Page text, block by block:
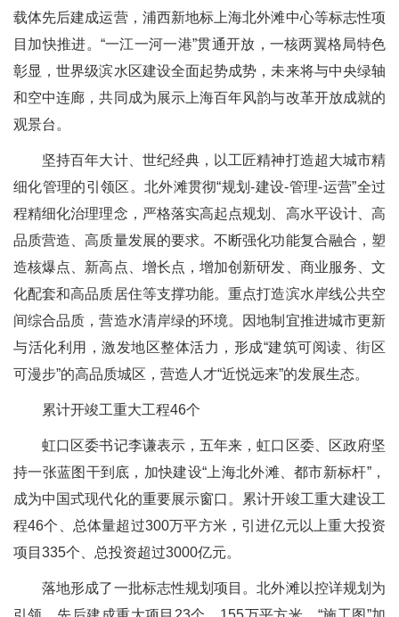
载体先后建成运营，浦西新地标上海北外滩中心等标志性项
目加快推进。“一江一河一港”贯通开放，一核两翼格局特色
彰显，世界级滨水区建设全面起势成势，未来将与中央绿轴
和空中连廊，共同成为展示上海百年风韵与改革开放成就的
观景台。
坚持百年大计、世纪经典，以工匠精神打造超大城市精
细化管理的引领区。北外滩贯彻“规划-建设-管理-运营”全过
程精细化治理理念，严格落实高起点规划、高水平设计、高
品质营造、高质量发展的要求。不断强化功能复合融合，塑
造核爆点、新高点、增长点，增加创新研发、商业服务、文
化配套和高品质居住等支撑功能。重点打造滨水岸线公共空
间综合品质，营造水清岸绿的环境。因地制宜推进城市更新
与活化利用，激发地区整体活力，形成“建筑可阅读、街区
可漫步”的高品质城区，营造人才“近悦远来”的发展生态。
累计开竣工重大工程46个
虹口区委书记李谦表示，五年来，虹口区委、区政府坚
持一张蓝图干到底，加快建设“上海北外滩、都市新标杆”，
成为中国式现代化的重要展示窗口。累计开竣工重大建设工
程46个、总体量超过300万平方米，引进亿元以上重大投资
项目335个、总投资超过3000亿元。
落地形成了一批标志性规划项目。北外滩以控详规划为